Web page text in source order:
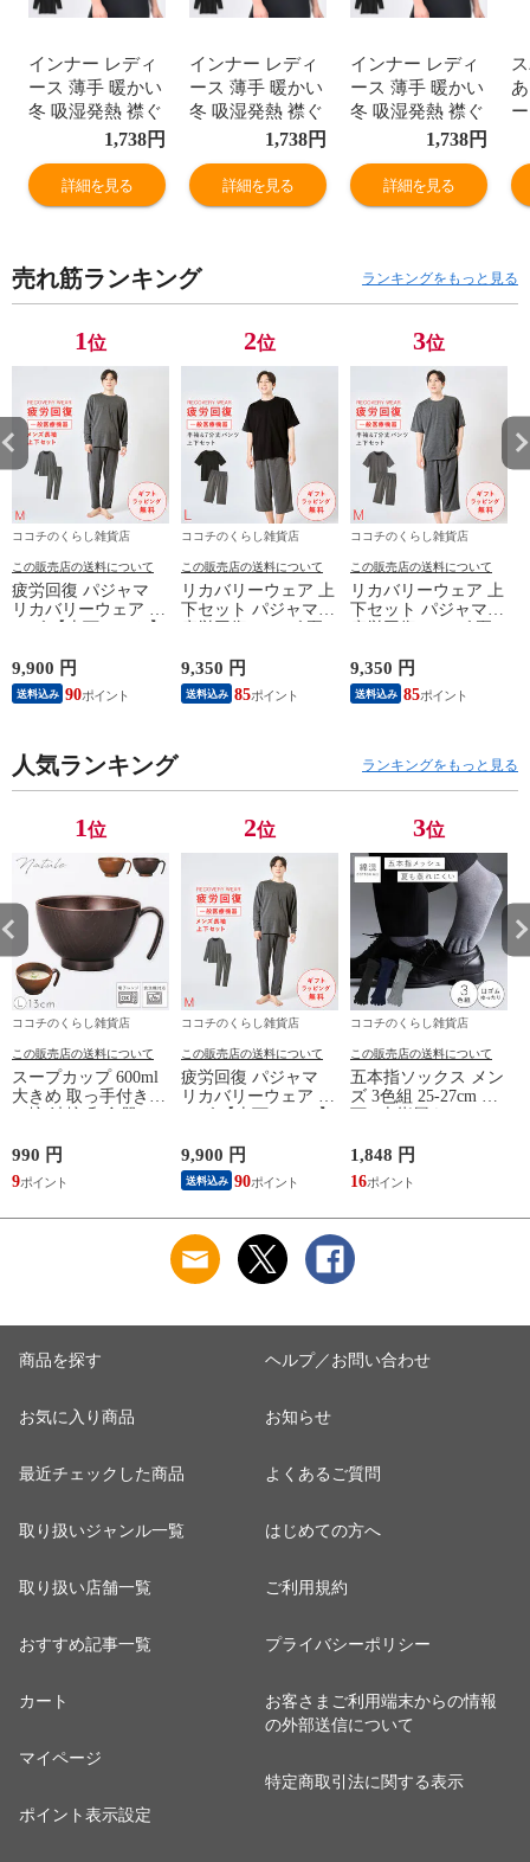
インナー レディ
ース 薄手 暖かい
冬 吸湿発熱 襟ぐ
り 広め 8分袖 あ
ったかフィット8
分袖インナー
1,738円
詳細を見る
インナー レディ
ース 薄手 暖かい
冬 吸湿発熱 襟ぐ
り 広め 8分袖 あ
ったかフィット8
分袖インナー
1,738円
詳細を見る
インナー レディ
ース 薄手 暖かい
冬 吸湿発熱 襟ぐ
り 広め 8分袖 あ
ったかフィット8
分袖インナー
1,738円
詳細を見る
売れ筋ランキング ランキングをもっと見る
1位
ココチのくらし雑貨店
この販売店の送料について
疲労回復 パジャマ
リカバリーウェア メ
れが取れる パジャマ
血行促進 肩こり 腰
痛対策 疲れ 軽減 ル
ゼント 敬老の日 男
性用 安眠サポート
プルデザイン 杢グレ
9,900 円
送料込み 90
2位
ココチのくらし雑貨店
この販売店の送料について
リカバリーウェア 上
下セット パジャマ
ンツ 春夏用【一般医
療機器】部屋着 肩こ
り 冷え性 疲れが取
ームウェア リカバリ
9,350 円
送料込み 85
3位
ココチのくらし雑貨店
この販売店の送料について
リカバリーウェア 上
下セット パジャマ
ンツ 春夏用【一般医
療機器】部屋着 肩こ
り 冷え性 疲れが取
パが良い お得 安い
ームウェア リカバリ
9,350 円
送料込み 85
人気ランキング ランキングをもっと見る
1位
ココチのくらし雑貨店
この販売店の送料について
スープカップ 600ml
大きめ 取っ手付き
対応 レンジ 割れな
い 軽い 木目 Natule
レンジ手付木目椀 L
990 円
9
2位
ココチのくらし雑貨店
この販売店の送料について
疲労回復 パジャマ
リカバリーウェア メ
れが取れる パジャマ
血行促進 肩こり 腰
痛対策 疲れ 軽減 ル
ゼント 敬老の日 男
性用 安眠サポート
ストレッチ素材 シン
ー
9,900 円
送料込み 90
3位
ココチのくらし雑貨店
この販売店の送料について
五本指ソックス メン
ズ 3色組 25-27cm 靴
い ベーシックカラー
ゆったりメッシュメ
ンズ5本指ソックス
1,848 円
16
商品を探す
お気に入り商品
最近チェックした商品
取り扱いジャンル一覧
取り扱い店舗一覧
おすすめ記事一覧
カート
マイページ
ポイント表示設定
ヘルプ／お問い合わせ
お知らせ
よくあるご質問
はじめての方へ
ご利用規約
プライバシーポリシー
お客さまご利用端末からの情報
の外部送信について
特定商取引法に関する表示